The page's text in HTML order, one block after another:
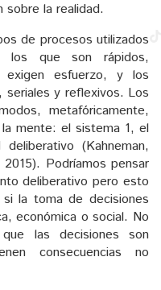
sobre la realidad.
de procesos utilizados
los que son rápidos,
exigen esfuerzo, y los
y reflexivos. Los
metafóricamente,
mente: el sistema 1, el
(Kahneman,
Podríamos pensar
deliberativo pero esto
la toma de decisiones
económica o social. No
las decisiones son
consecuencias no